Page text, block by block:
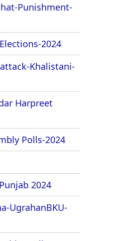
Punishment-
2024
Khalistani-
Harpreet
Polls-2024
2024
UgrahanBKU-